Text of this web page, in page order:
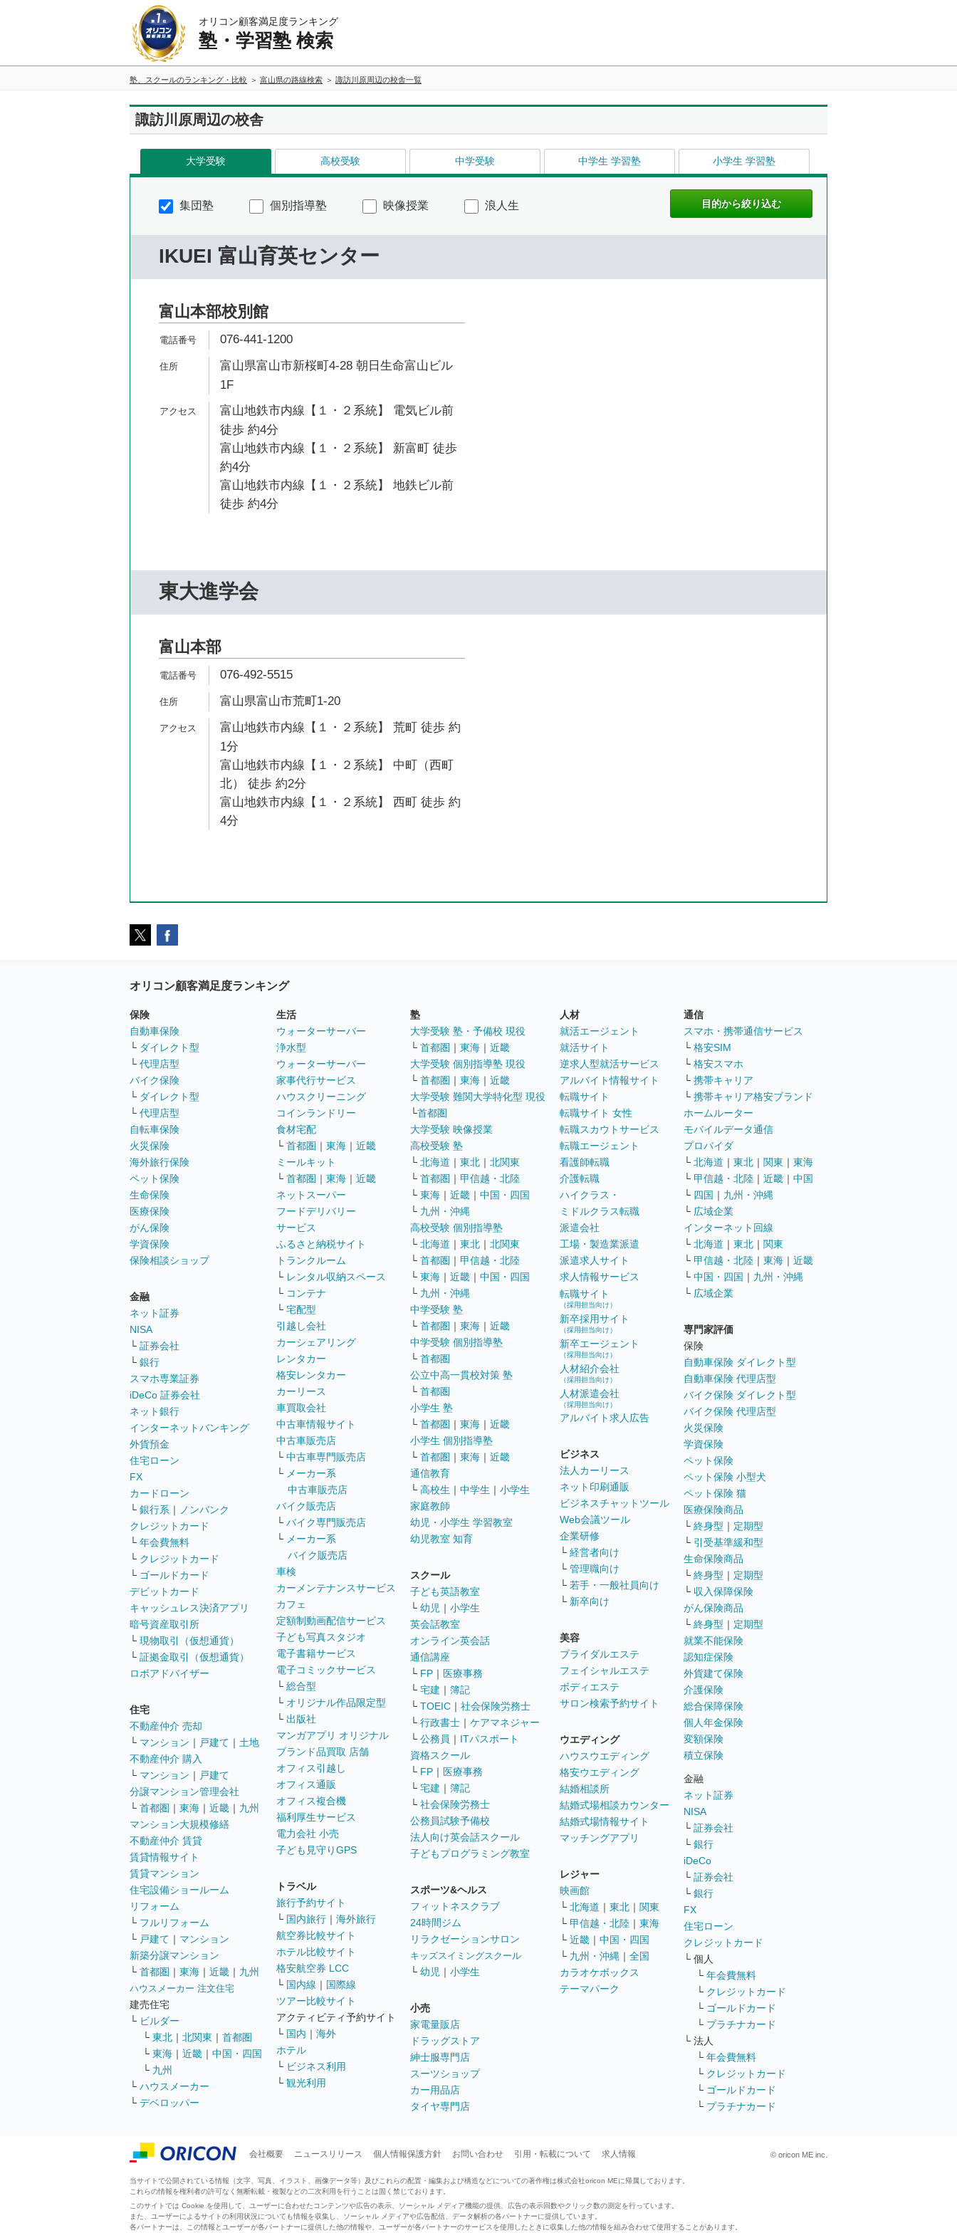
オリコン顧客満足度ランキング
塾・学習塾 検索
塾、スクールのランキング・比較 富山県の路線検索 諏訪川原周辺の校舎一覧
諏訪川原周辺の校舎
大学受験 高校受験 中学受験 中学生 学習塾 小学生 学習塾
集団塾 個別指導塾 映像授業 浪人生
IKUEI 富山育英センター
富山本部校別館
076-441-1200
富山県富山市新桜町4-28 朝日生命富山ビル
1F
富山地鉄市内線【１・２系統】 電気ビル前
徒歩 約4分
富山地鉄市内線【１・２系統】 新富町 徒歩
約4分
富山地鉄市内線【１・２系統】 地鉄ビル前
徒歩 約4分
東大進学会
富山本部
076-492-5515
富山県富山市荒町1-20
富山地鉄市内線【１・２系統】 荒町 徒歩 約
1分
富山地鉄市内線【１・２系統】 中町（西町
北） 徒歩 約2分
富山地鉄市内線【１・２系統】 西町 徒歩 約
4分
オリコン顧客満足度ランキング
保険
自動車保険
└ ダイレクト型
└ 代理店型
バイク保険
└ ダイレクト型
└ 代理店型
自転車保険
火災保険
海外旅行保険
ペット保険
生命保険
医療保険
がん保険
学資保険
保険相談ショップ
金融
ネット証券
NISA
└ 証券会社
└ 銀行
スマホ専業証券
iDeCo 証券会社
ネット銀行
インターネットバンキング
外貨預金
住宅ローン
FX
カードローン
└ 銀行系 ｜
ノンバンク
クレジットカード
└ 年会費無料
└ クレジットカード
└ ゴールドカード
デビットカード
キャッシュレス決済アプリ
暗号資産取引所
└ 現物取引（仮想通貨）
└ 証拠金取引（仮想通貨）
ロボアドバイザー
住宅
不動産仲介 売却
└ マンション ｜ 戸建て ｜ 土地
不動産仲介 購入
└ マンション ｜ 戸建て
分譲マンション管理会社
└ 首都圏 ｜ 東海 ｜ 近畿 ｜ 九州
マンション大規模修繕
不動産仲介 賃貸
賃貸情報サイト
賃貸マンション
住宅設備ショールーム
リフォーム
└ フルリフォーム
└ 戸建て ｜ マンション
新築分譲マンション
└ 首都圏 ｜ 東海 ｜ 近畿 ｜ 九州
ハウスメーカー 注文住宅
建売住宅
└ ビルダー
└ 東北 ｜ 北関東 ｜ 首都圏
└ 東海 ｜ 近畿 ｜ 中国・四国
└ 九州
└ ハウスメーカー
└ デベロッパー
生活
ウォーターサーバー
浄水型
ウォーターサーバー
家事代行サービス
ハウスクリーニング
コインランドリー
食材宅配
└ 首都圏 ｜ 東海 ｜ 近畿
ミールキット
└ 首都圏 ｜ 東海 ｜ 近畿
ネットスーパー
フードデリバリー
サービス
ふるさと納税サイト
トランクルーム
└ レンタル収納スペース
└ コンテナ
└ 宅配型
引越し会社
カーシェアリング
レンタカー
格安レンタカー
カーリース
車買取会社
中古車情報サイト
中古車販売店
└ 中古車専門販売店
└ メーカー系
中古車販売店
バイク販売店
└ バイク専門販売店
└ メーカー系
バイク販売店
車検
カーメンテナンスサービス
カフェ
定額制動画配信サービス
子ども写真スタジオ
電子書籍サービス
電子コミックサービス
└ 総合型
└ オリジナル作品限定型
└ 出版社
マンガアプリ オリジナル
ブランド品買取 店舗
オフィス引越し
オフィス通販
オフィス複合機
福利厚生サービス
電力会社 小売
子ども見守りGPS
トラベル
旅行予約サイト
└ 国内旅行 ｜ 海外旅行
航空券比較サイト
ホテル比較サイト
格安航空券 LCC
└ 国内線 ｜ 国際線
ツアー比較サイト
アクティビティ予約サイト
└ 国内 ｜ 海外
ホテル
└ ビジネス利用
└ 観光利用
塾
大学受験 塾・予備校 現役
└ 首都圏 ｜ 東海 ｜ 近畿
大学受験 個別指導塾 現役
└ 首都圏 ｜ 東海 ｜ 近畿
大学受験 難関大学特化型 現役
└首都圏
大学受験 映像授業
高校受験 塾
└ 北海道 ｜ 東北 ｜ 北関東
└ 首都圏 ｜ 甲信越・北陸
└ 東海 ｜ 近畿 ｜ 中国・四国
└ 九州・沖縄
高校受験 個別指導塾
└ 北海道 ｜ 東北 ｜ 北関東
└ 首都圏 ｜ 甲信越・北陸
└ 東海 ｜ 近畿 ｜ 中国・四国
└ 九州・沖縄
中学受験 塾
└ 首都圏 ｜ 東海 ｜ 近畿
中学受験 個別指導塾
└ 首都圏
公立中高一貫校対策 塾
└ 首都圏
小学生 塾
└ 首都圏 ｜ 東海 ｜ 近畿
小学生 個別指導塾
└ 首都圏 ｜ 東海 ｜ 近畿
通信教育
└ 高校生 ｜ 中学生 ｜ 小学生
家庭教師
幼児・小学生 学習教室
幼児教室 知育
スクール
子ども英語教室
└ 幼児 ｜ 小学生
英会話教室
オンライン英会話
通信講座
└ FP ｜ 医療事務
└ 宅建 ｜ 簿記
└ TOEIC ｜ 社会保険労務士
└ 行政書士 ｜ ケアマネジャー
└ 公務員 ｜ ITパスポート
資格スクール
└ FP ｜ 医療事務
└ 宅建 ｜ 簿記
└ 社会保険労務士
公務員試験予備校
法人向け英会話スクール
子どもプログラミング教室
スポーツ&ヘルス
フィットネスクラブ
24時間ジム
リラクゼーションサロン
キッズスイミングスクール
└ 幼児 ｜ 小学生
小売
家電量販店
ドラッグストア
紳士服専門店
スーツショップ
カー用品店
タイヤ専門店
人材
就活エージェント
就活サイト
逆求人型就活サービス
アルバイト情報サイト
転職サイト
転職サイト 女性
転職スカウトサービス
転職エージェント
看護師転職
介護転職
ハイクラス・
ミドルクラス転職
派遣会社
工場・製造業派遣
派遣求人サイト
求人情報サービス
転職サイト
（採用担当向け）
新卒採用サイト
（採用担当向け）
新卒エージェント
（採用担当向け）
人材紹介会社
（採用担当向け）
人材派遣会社
（採用担当向け）
アルバイト求人広告
ビジネス
法人カーリース
ネット印刷通販
ビジネスチャットツール
Web会議ツール
企業研修
└ 経営者向け
└ 管理職向け
└ 若手・一般社員向け
└ 新卒向け
美容
ブライダルエステ
フェイシャルエステ
ボディエステ
サロン検索予約サイト
ウエディング
ハウスウエディング
格安ウエディング
結婚相談所
結婚式場相談カウンター
結婚式場情報サイト
マッチングアプリ
レジャー
映画館
└ 北海道 ｜ 東北 ｜ 関東
└ 甲信越・北陸 ｜ 東海
└ 近畿 ｜ 中国・四国
└ 九州・沖縄 ｜ 全国
カラオケボックス
テーマパーク
通信
スマホ・携帯通信サービス
└ 格安SIM
└ 格安スマホ
└ 携帯キャリア
└ 携帯キャリア格安ブランド
ホームルーター
モバイルデータ通信
プロバイダ
└ 北海道 ｜ 東北 ｜ 関東 ｜ 東海
└ 甲信越・北陸 ｜ 近畿 ｜ 中国
└ 四国 ｜ 九州・沖縄
└ 広域企業
インターネット回線
└ 北海道 ｜ 東北 ｜ 関東
└ 甲信越・北陸 ｜ 東海 ｜ 近畿
└ 中国・四国 ｜ 九州・沖縄
└ 広域企業
専門家評価
保険
自動車保険 ダイレクト型
自動車保険 代理店型
バイク保険 ダイレクト型
バイク保険 代理店型
火災保険
学資保険
ペット保険
ペット保険 小型犬
ペット保険 猫
医療保険商品
└ 終身型 ｜ 定期型
└ 引受基準緩和型
生命保険商品
└ 終身型 ｜ 定期型
└ 収入保障保険
がん保険商品
└ 終身型 ｜ 定期型
就業不能保険
認知症保険
外貨建て保険
介護保険
総合保障保険
個人年金保険
変額保険
積立保険
金融
ネット証券
NISA
└ 証券会社
└ 銀行
iDeCo
└ 証券会社
└ 銀行
FX
住宅ローン
クレジットカード
└ 個人
└ 年会費無料
└ クレジットカード
└ ゴールドカード
└ プラチナカード
└ 法人
└ 年会費無料
└ クレジットカード
└ ゴールドカード
└ プラチナカード
会社概要 ニュースリリース 個人情報保護方針 お問い合わせ 引用・転載について 求人情報 © oricon ME inc.
当サイトで公開されている情報（文字、写真、イラスト、画像データ等）及びこれらの配置・編集および構造などについての著作権は株式会社oricon MEに帰属しております。
これらの情報を権利者の許可なく無断転載・複製などの二次利用を行うことは固く禁じております。
このサイトでは Cookie を使用して、ユーザーに合わせたコンテンツや広告の表示、ソーシャル メディア機能の提供、広告の表示回数やクリック数の測定を行っています。
また、ユーザーによるサイトの利用状況についても情報を収集し、ソーシャル メディアや広告配信、データ解析の各パートナーに提供しています。
各パートナーは、この情報とユーザーが各パートナーに提供した他の情報や、ユーザーが各パートナーのサービスを使用したときに収集した他の情報を組み合わせて使用することがあります。